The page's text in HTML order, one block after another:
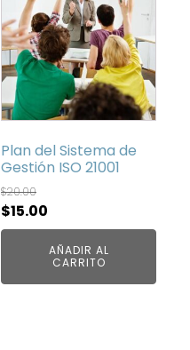
Plan del Sistema de
Gestión ISO 21001
$20.00
El
precio
original
era:
$15.00
precio
actual
AÑADIR AL
CARRITO